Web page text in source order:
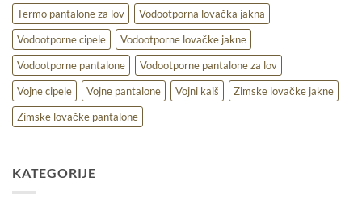
Termo pantalone za lov
Vodootporna lovačka jakna
Vodootporne cipele
Vodootporne lovačke jakne
Vodootporne pantalone
Vodootporne pantalone za lov
Vojne cipele
Vojne pantalone Vojni kaiš
Zimske lovačke jakne
Zimske lovačke pantalone
KATEGORIJE